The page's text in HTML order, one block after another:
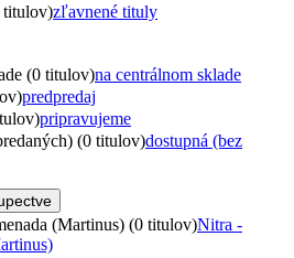
titulov)zľavnené tituly
(0 titulov)na centrálnom sklade
predpredaj
pripravujeme
(0 titulov)dostupná (bez
(Martinus) (0 titulov)Nitra -